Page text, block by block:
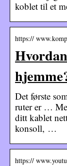
koblet til et
https://
Det første
ruter er …
ditt kablet
konsoll, …
https://